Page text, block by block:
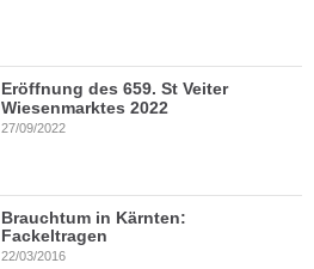
Eröffnung des 659. St Veiter
Wiesenmarktes 2022
27/09/2022
Brauchtum in Kärnten:
Fackeltragen
22/03/2016